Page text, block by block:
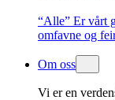
“Alle” Er vårt
omfavne og
Om oss
Vi er en